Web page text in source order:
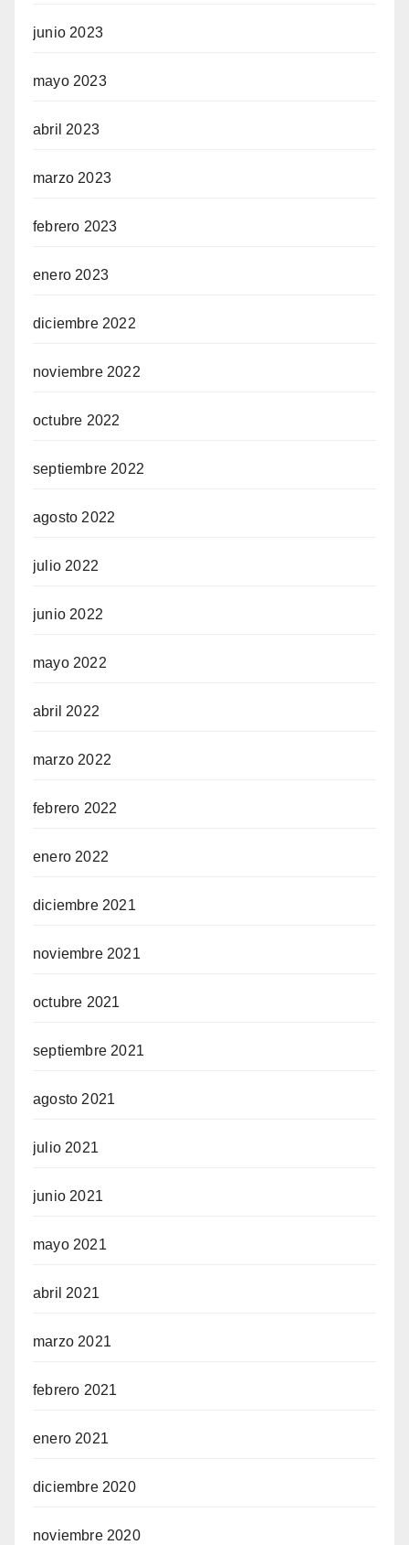
junio 2023
mayo 2023
abril 2023
marzo 2023
febrero 2023
enero 2023
diciembre 2022
noviembre 2022
octubre 2022
septiembre 2022
agosto 2022
julio 2022
junio 2022
mayo 2022
abril 2022
marzo 2022
febrero 2022
enero 2022
diciembre 2021
noviembre 2021
octubre 2021
septiembre 2021
agosto 2021
julio 2021
junio 2021
mayo 2021
abril 2021
marzo 2021
febrero 2021
enero 2021
diciembre 2020
noviembre 2020